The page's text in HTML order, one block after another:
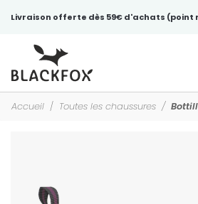
Livraison offerte dès 59€ d'achats (point
Accueil Toutes les chaussures